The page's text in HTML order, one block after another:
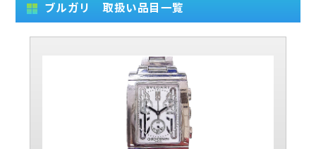
ブルガリ 取扱い品目一覧